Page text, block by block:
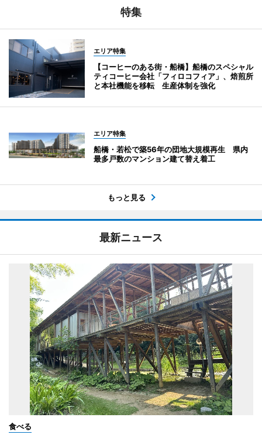
特集
エリア特集
【コーヒーのある街・船橋】船橋のスペシャル
ティコーヒー会社「フィロコフィア」、焙煎所
と本社機能を移転 生産体制を強化
エリア特集
船橋・若松で築56年の団地大規模再生 県内
最多戸数のマンション建て替え着工
もっと見る
最新ニュース
食べる